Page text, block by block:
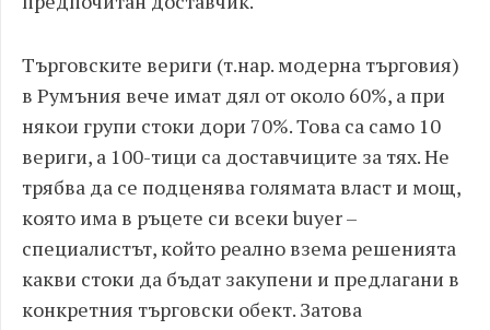
Търговските вериги (т.нар. модерна търговия)
в Румъния вече имат дял от около 60%, а при
някои групи стоки дори 70%. Това са само 10
вериги, а 100-тици са доставчиците за тях. Не
трябва да се подценява голямата власт и мощ,
която има в ръцете си всеки buyer –
специалистът, който реално взема решенията
какви стоки да бъдат закупени и предлагани в
конкретния търговски обект. Затова